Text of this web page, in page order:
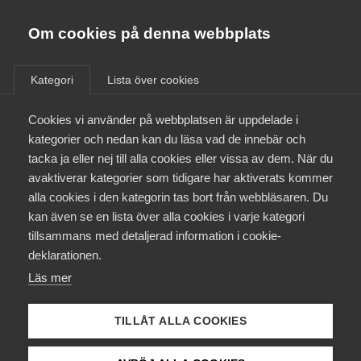
Om cookies på denna webbplats
Kategori Lista över cookies
Cookies vi använder på webbplatsen är uppdelade i
kategorier och nedan kan du läsa vad de innebär och
tacka ja eller nej till alla cookies eller vissa av dem. När du
avaktiverar kategorier som tidigare har aktiverats kommer
alla cookies i den kategorin tas bort från webbläsaren. Du
kan även se en lista över alla cookies i varje kategori
tillsammans med detaljerad information i cookie-
deklarationen.
Läs mer
TILLÅT ALLA COOKIES
Almega Utbildning
Innovations­företagen
Kompetens­företagen
Medie­företagen
Säkerhets­företagen
Tåg­företagen
Om Almega
Aktuellt
Medlemskapet
Mina sidor
Kurser & utbildningar
Äntligen höjs RUT-avdraget
Den 1 juli höjs taket för RUT-avdrag från 25.000 till
50.000 kronor. Det är en följd av överenskommelsen
mellan regeringen och Centerpartiet och
Liberalerna. Almega har länge arbetat för att
bredda RUT-avdraget och vi välkomnar
takhöjningen.
10 juni 2019 Nyheter